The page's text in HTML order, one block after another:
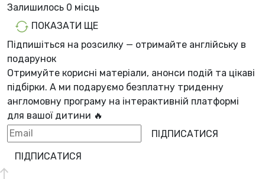
Залишилось 0 місць
ПОКАЗАТИ ЩЕ
Підпишіться на розсилку — отримайте англійську в
подарунок
Отримуйте корисні матеріали, анонси подій та цікаві
підбірки. А ми подаруємо безплатну триденну
англомовну програму на інтерактивній платформі
для вашої дитини 🔥
ПІДПИСАТИСЯ
ПІДПИСАТИСЯ